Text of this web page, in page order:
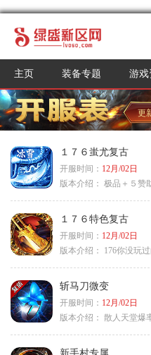
主页 装备专题 游戏
更
１７６蚩尤复古
开服时间： 12月/02日
版本介绍： 极品＋５赞
１７６特色复古
开服时间： 12月/02日
版本介绍：
176你没玩
斩马刀微变
开服时间： 12月/02日
版本介绍： 散人天堂爆